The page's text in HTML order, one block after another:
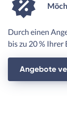
Durch einen
bis zu 20 % Ihrer
Angebote